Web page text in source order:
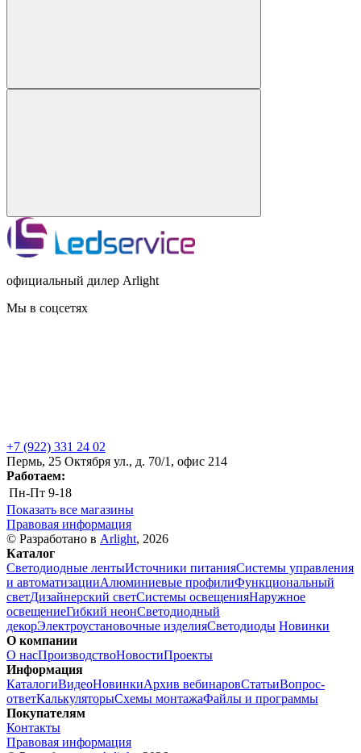
официальный дилер Arlight
Мы в соцсетях
+7 (922) 331 24 02
Пермь, 25 Октября ул., д. 70/1, офис 214
Работаем:
Пн-Пт 9-18
Показать все магазины
Правовая информация
© Разработано в Arlight, 2026
Каталог
Светодиодные лентыИсточники питанияСистемы управления
и автоматизацииАлюминиевые профилиФункциональный
светДизайнерский светСистемы освещенияНаружное
освещениеГибкий неонСветодиодный
декорЭлектроустановочные изделияСветодиоды Новинки
О компании
О насПроизводствоНовостиПроекты
Информация
КаталогиВидеоНовинкиАрхив вебинаровСтатьиВопрос-
ответКалькуляторыСхемы монтажаФайлы и программы
Покупателям
Контакты
Правовая информация